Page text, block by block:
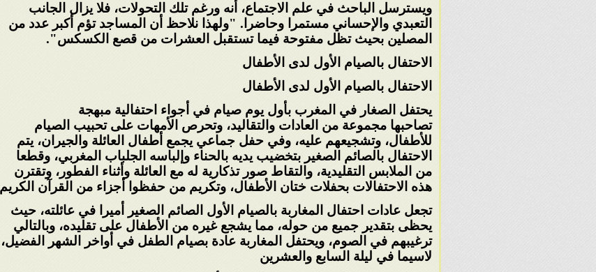
ويسترسل الباحث في علم الاجتماع، أنه ورغم تلك التحولات، فلا يزال الجانب
التعبدي والإحساني مستمرا وحاضرا. "ولهذا نلاحظ أن المساجد تؤم أكبر عدد من
المصلين بحيث تظل مفتوحة فيما تستقبل العشرات من قصع الكسكس".
الاحتفال بالصيام الأول لدى الأطفال
الاحتفال بالصيام الأول لدى الأطفال
يحتفل الصغار في المغرب بأول يوم صيام في أجواء احتفالية مبهجة
تصاحبها مجموعة من العادات والتقاليد، وتحرص الأمهات على تحبيب الصيام
للأطفال، وتشجيعهم عليه، وفي حفل جماعي يجمع أطفال العائلة والجيران، يتم
الاحتفال بالصائم الصغير بتخضيب يديه بالحناء وإلباسه الجلباب المغربي، وقطعا
من الملابس التقليدية، والتقاط صور تذكارية له مع العائلة وأثناء الفطور، وتقترن
هذه الاحتفالات بحفلات ختان الأطفال، وتكريم من حفظوا أجزاء من القرآن الكريم
تجعل عادات احتفال المغاربة بالصيام الأول الصائم الصغير أميرا في عائلته، حيث
يحظى بتقدير جميع من حوله، مما يشجع غيره من الأطفال على تقليده، وبالتالي
ترغيبهم في الصوم، ويحتفل المغاربة عادة بصيام الطفل في أواخر
الشهر الفضيل،
لاسيما في ليلة السابع والعشرين